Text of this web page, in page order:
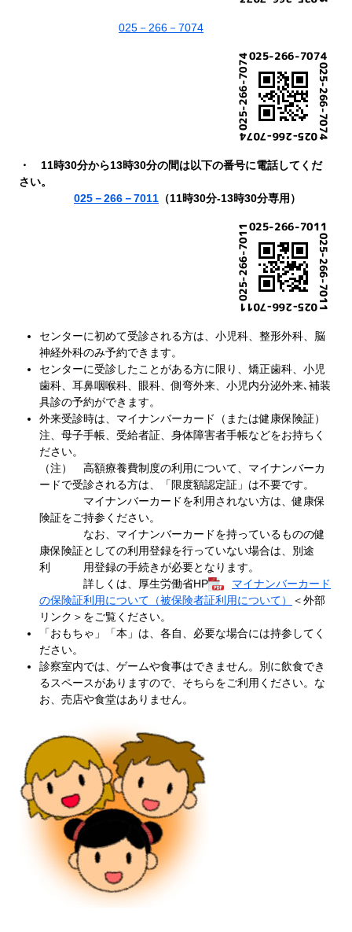
025－266－7074
・ 11時30分から13時30分の間は以下の番号に電話してくだ
さい。
025－266－7011 （11時30分-13時30分専用）
センターに初めて受診される方は、小児科、整形外科、脳
神経外科のみ予約できます。
センターに受診したことがある方に限り、矯正歯科、小児
歯科、耳鼻咽喉科、眼科、側弯外来、小児内分泌外来､補装
具診の予約ができます。
外来受診時は、マイナンバーカード（または健康保険証）
注、母子手帳、受給者証、身体障害者手帳などをお持ちく
ださい。
（注） 高額療養費制度の利用について、マイナンバーカ
ードで受診される方は、「限度額認定証」は不要です。
マイナンバーカードを利用されない方は、健康保
険証をご持参ください。
なお、マイナンバーカードを持っているものの健
康保険証としての利用登録を行っていない場合は、別途
利 用登録の手続きが必要となります。
詳しくは、厚生労働省HP
マイナンバーカード
の保険証利用について（被保険者証利用について）
＜外部
リンク＞ をご覧ください。
「おもちゃ」「本」は、各自、必要な場合には持参してく
ださい。
診察室内では、ゲームや食事はできません。別に飲食でき
るスペースがありますので、そちらをご利用ください。な
お、売店や食堂はありません。